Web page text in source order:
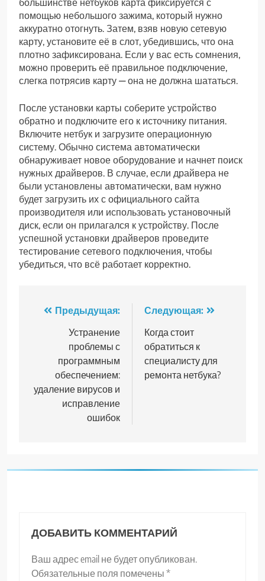
большинстве нетбуков карта фиксируется с
помощью небольшого зажима, который нужно
аккуратно отогнуть. Затем, взяв новую сетевую
карту, установите её в слот, убедившись, что она
плотно зафиксирована. Если у вас есть сомнения,
можно проверить её правильное подключение,
слегка потрясив карту — она не должна шататься.
После установки карты соберите устройство
обратно и подключите его к источнику питания.
Включите нетбук и загрузите операционную
систему. Обычно система автоматически
обнаруживает новое оборудование и начнет поиск
нужных драйверов. В случае, если драйвера не
были установлены автоматически, вам нужно
будет загрузить их с официального сайта
производителя или использовать установочный
диск, если он прилагался к устройству. После
успешной установки драйверов проведите
тестирование сетевого подключения, чтобы
убедиться, что всё работает корректно.
Навигация
записям
Предыдущая:
Устранение
проблемы с
программным
обеспечением:
удаление вирусов и
исправление
ошибок
Следующая:
Когда стоит
обратиться к
специалисту для
ремонта нетбука?
ДОБАВИТЬ КОММЕНТАРИЙ
Ваш адрес email не будет опубликован.
Обязательные поля помечены *